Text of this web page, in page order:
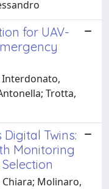
for UAV-
Interdonato,
Trotta,
Twins:
Monitoring
Chiara; Molinaro,